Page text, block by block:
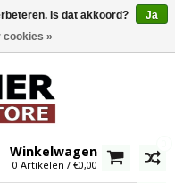
Winkelwagen
0 Artikelen / €0,00
Is dat akkoord?
Ja
cookies »